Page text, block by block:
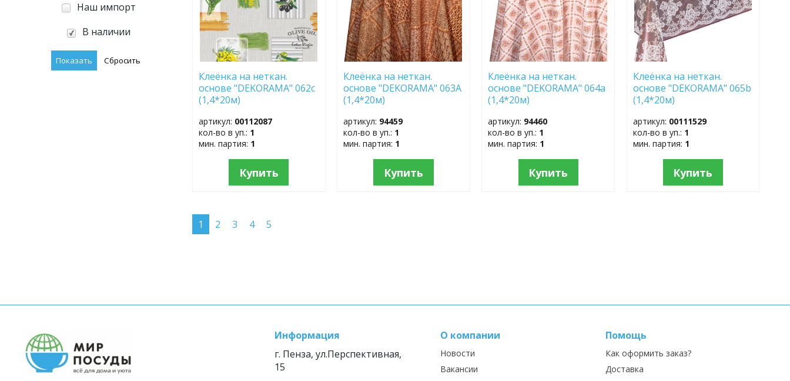
Наш импорт
В наличии
Клеёнка на неткан.
основе "DEKORAMA" 062c
(1,4*20м)
артикул: 00112087
кол-во в уп.: 1
мин. партия: 1
Купить
Клеёнка на неткан.
основе "DEKORAMA" 063А
(1,4*20м)
артикул: 94459
кол-во в уп.: 1
мин. партия: 1
Купить
Клеёнка на неткан.
основе "DEKORAMA" 064a
(1,4*20м)
артикул: 94460
кол-во в уп.: 1
мин. партия: 1
Купить
Клеёнка на неткан.
основе "DEKORAMA" 065b
(1,4*20м)
артикул: 00111529
кол-во в уп.: 1
мин. партия: 1
Купить
1 2 3 4 5
Информация
г. Пенза, ул.Перспективная,
15
О компании
Новости
Вакансии
Помощь
Как оформить заказ?
Доставка